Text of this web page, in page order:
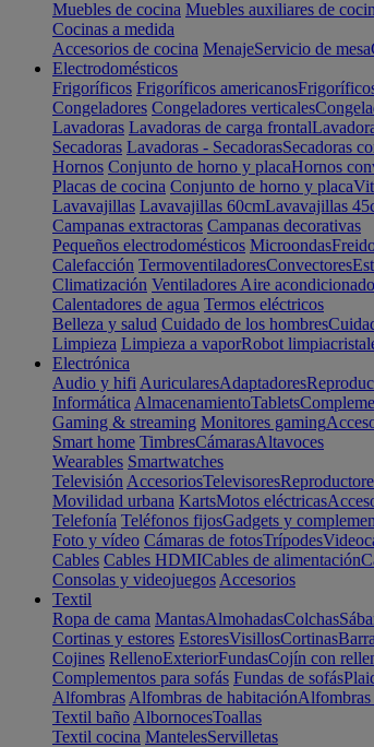
Muebles de cocina Muebles auxiliares de
Cocinas a medida
Accesorios de cocina MenajeServicio de mesa
Electrodomésticos
Frigoríficos Frigoríficos americanos
Congeladores Congeladores verticales
Lavadoras Lavadoras de carga frontal
Secadoras Lavadoras - SecadorasSecadoras
Hornos Conjunto de horno y placaHornos
Placas de cocina Conjunto de horno y placa
Lavavajillas Lavavajillas 60cmLavavajillas
Campanas extractoras Campanas decorativas
Pequeños electrodomésticos Microondas
Calefacción TermoventiladoresConvectores
Climatización Ventiladores Aire acondicionado
Calentadores de agua Termos eléctricos
Belleza y salud Cuidado de los hombres
Limpieza Limpieza a vaporRobot
Electrónica
Audio y hifi AuricularesAdaptadores
Informática AlmacenamientoTablets
Gaming & streaming Monitores gaming
Smart home TimbresCámarasAltavoces
Wearables Smartwatches
Televisión AccesoriosTelevisores
Movilidad urbana KartsMotos eléctricas
Telefonía Teléfonos fijosGadgets y
Foto y vídeo Cámaras de fotosTrípodes
Cables Cables HDMICables de alimentación
Consolas y videojuegos Accesorios
Textil
Ropa de cama MantasAlmohadasColchas
Cortinas y estores EstoresVisillosCortinas
Cojines RellenoExteriorFundasCojín con
Complementos para sofás Fundas de sofás
Alfombras Alfombras de habitaciónAlfombras
Textil baño AlbornocesToallas
Textil cocina MantelesServilletas